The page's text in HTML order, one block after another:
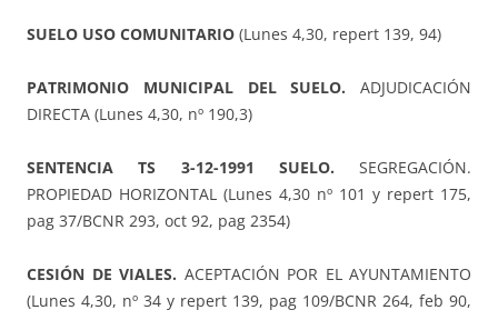
SUELO USO COMUNITARIO (Lunes 4,30, repert 139, 94)
PATRIMONIO MUNICIPAL DEL SUELO. ADJUDICACIÓN
DIRECTA (Lunes 4,30, nº 190,3)
SENTENCIA TS 3-12-1991 SUELO. SEGREGACIÓN.
PROPIEDAD HORIZONTAL (Lunes 4,30 nº 101 y repert 175,
pag 37/BCNR 293, oct 92, pag 2354)
CESIÓN DE VIALES. ACEPTACIÓN POR EL AYUNTAMIENTO
(Lunes 4,30, nº 34 y repert 139, pag 109/BCNR 264, feb 90,